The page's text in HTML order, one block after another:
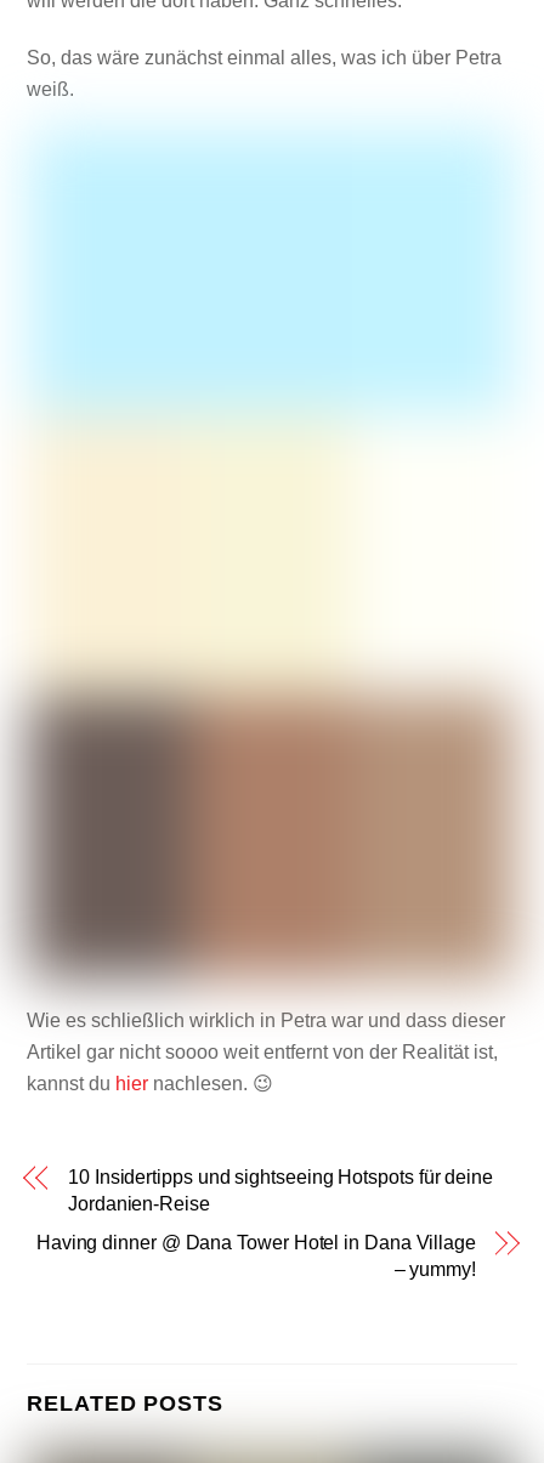
So, das wäre zunächst einmal alles, was ich über Petra
weiß.
Wie es schließlich wirklich in Petra war und dass dieser
Artikel gar nicht soooo weit entfernt von der Realität ist,
kannst du hier nachlesen. 😉
10 Insidertipps und sightseeing Hotspots für deine
Jordanien-Reise
Having dinner @ Dana Tower Hotel in Dana Village
– yummy!
RELATED POSTS